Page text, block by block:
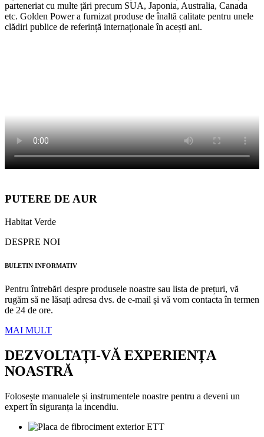
parteneriat cu multe țări precum SUA, Japonia, Australia, Canada
etc. Golden Power a furnizat produse de înaltă calitate pentru unele
clădiri publice de referință internaționale în acești ani.
PUTERE DE AUR
Habitat Verde
DESPRE NOI
BULETIN INFORMATIV
Pentru întrebări despre produsele noastre sau lista de prețuri, vă
rugăm să ne lăsați adresa dvs. de e-mail și vă vom contacta în termen
de 24 de ore.
MAI MULT
DEZVOLTAȚI-VĂ EXPERIENȚA
NOASTRĂ
Folosește manualele și instrumentele noastre pentru a deveni un
expert în siguranța la incendiu.